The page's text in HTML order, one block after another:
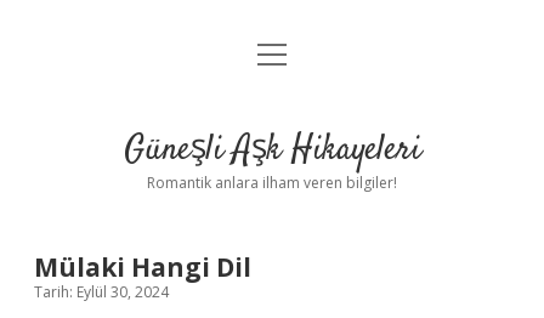
Anasayfa
Yasal Uyarı
menüyü
Güneşli Aşk Hikayeleri
Romantik anlara ilham veren bilgiler!
Mülaki Hangi Dil
Tarih: Eylül 30, 2024